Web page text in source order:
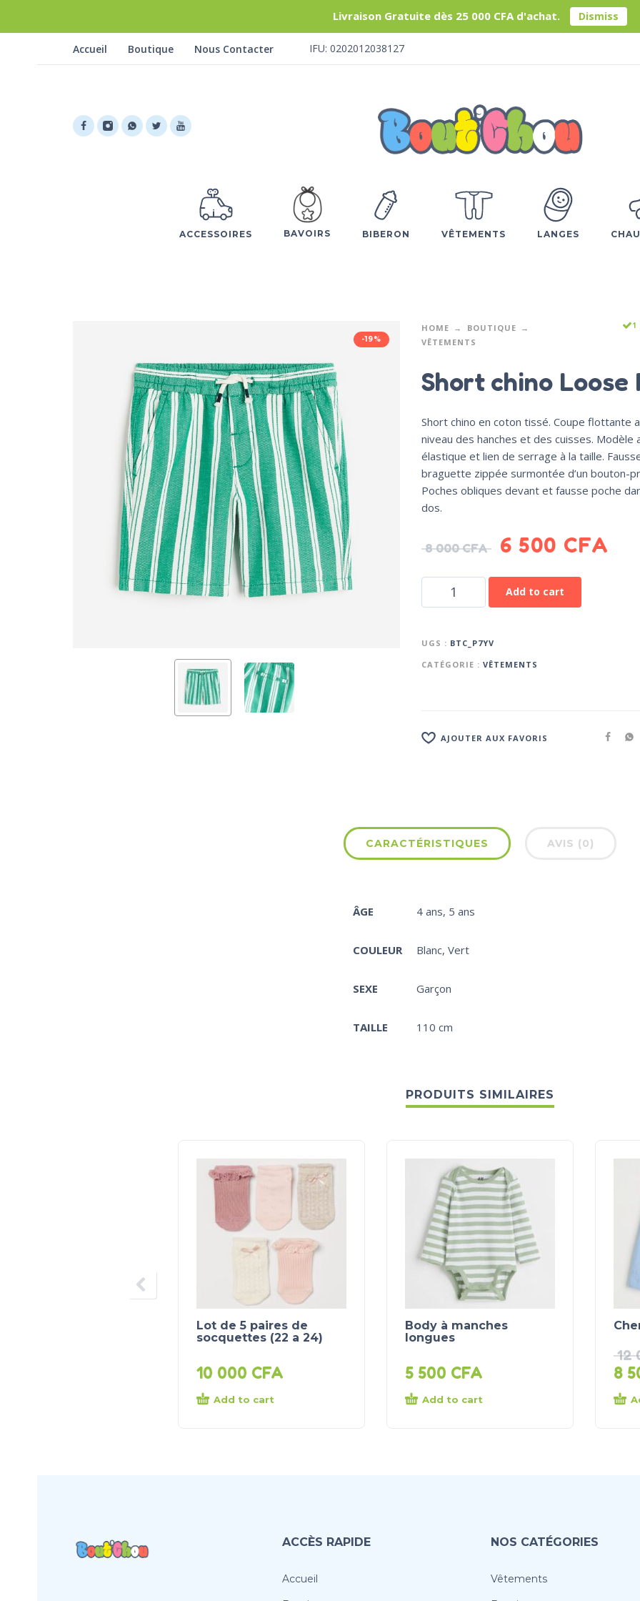
Livraison Gratuite dès 25 000 CFA d'achat. Dismiss
Accueil Boutique Nous Contacter IFU: 0202012038127
ACCESSOIRES BAVOIRS BIBERON VÊTEMENTS LANGES
-19%
HOME
BOUTIQUE
VÊTEMENTS
1
Short chino Loose
Short chino en coton tissé. Coupe flottante
niveau des hanches et des cuisses. Modèle
élastique et lien de serrage à la taille.
braguette zippée surmontée d’un bouton-
Poches obliques devant et fausse poche
dos.
8 000CFA 6 500 CFA
Add to cart
UGS : BTC_P7YV
CATÉGORIE : VÊTEMENTS
AJOUTER AUX FAVORIS
CARACTÉRISTIQUES AVIS (0)
ÂGE 4 ans, 5 ans
COULEUR Blanc, Vert
SEXE Garçon
TAILLE 110 cm
PRODUITS SIMILAIRES
Lot de 5 paires de
socquettes (22 a 24)
10 000 CFA
Add to cart
Body à manches
longues
5 500 CFA
Add to cart
12
8
ACCÈS RAPIDE
Accueil
NOS CATÉGORIES
Vêtements